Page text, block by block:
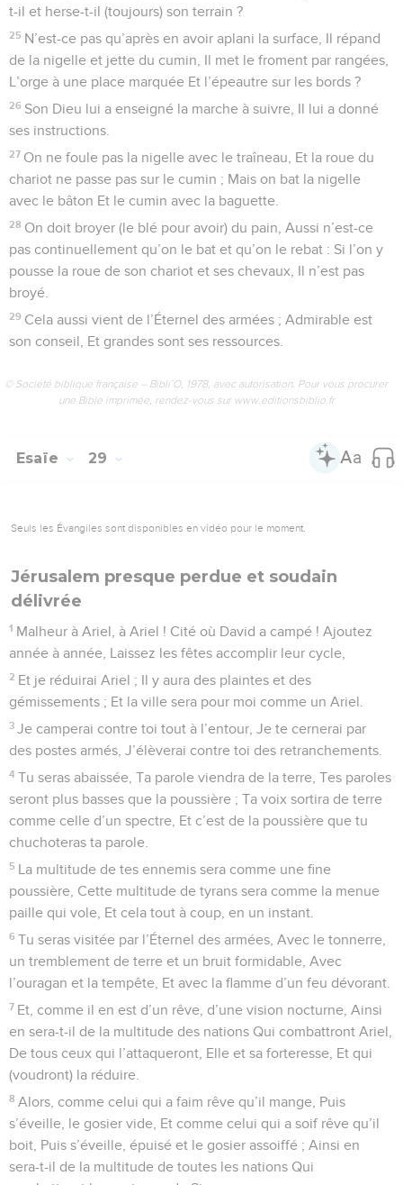
t-il et herse-t-il (toujours) son terrain ?
25 N’est-ce pas qu’après en avoir aplani la surface, Il répand
de la nigelle et jette du cumin, Il met le froment par rangées,
L’orge à une place marquée Et l’épeautre sur les bords ?
26 Son Dieu lui a enseigné la marche à suivre, Il lui a donné
ses instructions.
27 On ne foule pas la nigelle avec le traîneau, Et la roue du
chariot ne passe pas sur le cumin ; Mais on bat la nigelle
avec le bâton Et le cumin avec la baguette.
28 On doit broyer (le blé pour avoir) du pain, Aussi n’est-ce
pas continuellement qu’on le bat et qu’on le rebat : Si l’on y
pousse la roue de son chariot et ses chevaux, Il n’est pas
broyé.
29 Cela aussi vient de l’Éternel des armées ; Admirable est
son conseil, Et grandes sont ses ressources.
© Société biblique française – Bibli’O, 1978, avec autorisation. Pour vous procurer
une Bible imprimée, rendez-vous sur www.editionsbiblio.fr
Esaïe 29
Seuls les Évangiles sont disponibles en vidéo pour le moment.
Jérusalem presque perdue et soudain
délivrée
1 Malheur à Ariel, à Ariel ! Cité où David a campé ! Ajoutez
année à année, Laissez les fêtes accomplir leur cycle,
2 Et je réduirai Ariel ; Il y aura des plaintes et des
gémissements ; Et la ville sera pour moi comme un Ariel.
3 Je camperai contre toi tout à l’entour, Je te cernerai par
des postes armés, J’élèverai contre toi des retranchements.
4 Tu seras abaissée, Ta parole viendra de la terre, Tes paroles
seront plus basses que la poussière ; Ta voix sortira de terre
comme celle d’un spectre, Et c’est de la poussière que tu
chuchoteras ta parole.
5 La multitude de tes ennemis sera comme une fine
poussière, Cette multitude de tyrans sera comme la menue
paille qui vole, Et cela tout à coup, en un instant.
6 Tu seras visitée par l’Éternel des armées, Avec le tonnerre,
un tremblement de terre et un bruit formidable, Avec
l’ouragan et la tempête, Et avec la flamme d’un feu dévorant.
7 Et, comme il en est d’un rêve, d’une vision nocturne, Ainsi
en sera-t-il de la multitude des nations Qui combattront Ariel,
De tous ceux qui l’attaqueront, Elle et sa forteresse, Et qui
(voudront) la réduire.
8 Alors, comme celui qui a faim rêve qu’il mange, Puis
s’éveille, le gosier vide, Et comme celui qui a soif rêve qu’il
boit, Puis s’éveille, épuisé et le gosier assoiffé ; Ainsi en
sera-t-il de la multitude de toutes les nations Qui